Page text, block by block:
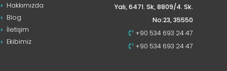
Hakkımızda
Blog
İletişim
Ekibimiz
Yalı, 6471. Sk, 8809/4. Sk.
No:23, 35550
+90 534 693 24 47
+90 534 693 24 47